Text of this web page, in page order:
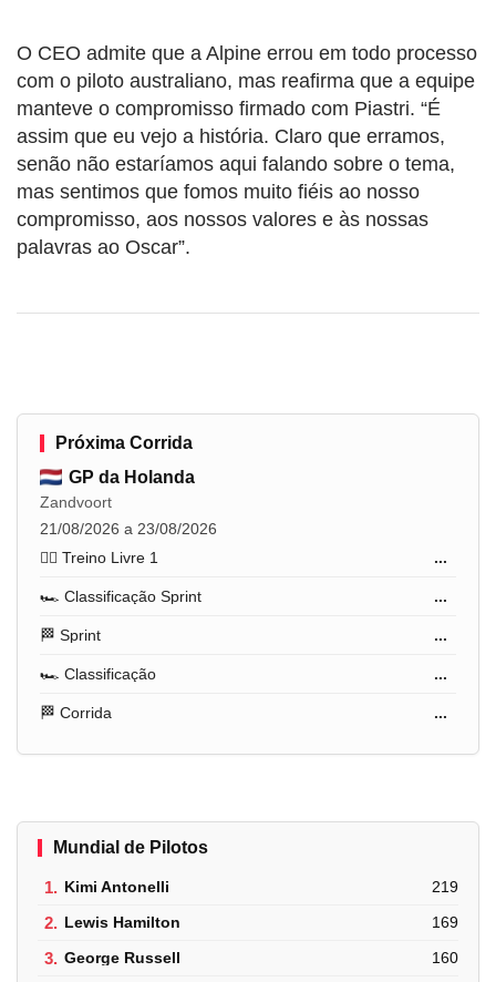
O CEO admite que a Alpine errou em todo processo
com o piloto australiano, mas reafirma que a equipe
manteve o compromisso firmado com Piastri. “É
assim que eu vejo a história. Claro que erramos,
senão não estaríamos aqui falando sobre o tema,
mas sentimos que fomos muito fiéis ao nosso
compromisso, aos nossos valores e às nossas
palavras ao Oscar”.
Próxima Corrida
GP da Holanda
Zandvoort
21/08/2026 a 23/08/2026
🏋️‍♂️ Treino Livre 1
...
🏎️ Classificação Sprint ...
🏁 Sprint ...
🏎️ Classificação ...
🏁 Corrida ...
Mundial de Pilotos
1. Kimi Antonelli 219
2. Lewis Hamilton 169
3. George Russell 160